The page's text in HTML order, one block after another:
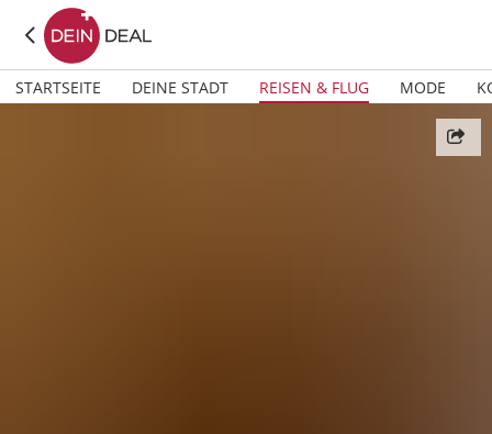
STARTSEITE DEINE STADT REISEN & FLUG MODE